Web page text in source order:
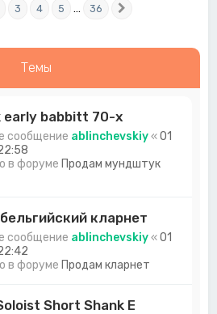
1из 36
3 4 5 … 36
Темы
early babbitt 70-х
сообщение ablinchevskiy«01
в форуме Продам мундштук
кларнет
сообщение ablinchevskiy«01
в форуме Продам кларнет
Short Shank E